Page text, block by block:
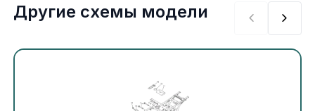
Электрика
Другие схемы модели